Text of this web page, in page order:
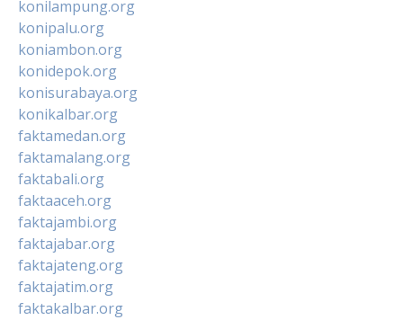
konilampung.org
konipalu.org
koniambon.org
konidepok.org
konisurabaya.org
konikalbar.org
faktamedan.org
faktamalang.org
faktabali.org
faktaaceh.org
faktajambi.org
faktajabar.org
faktajateng.org
faktajatim.org
faktakalbar.org